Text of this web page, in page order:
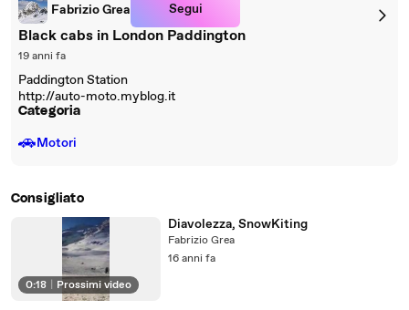
Fabrizio Grea Segui
Black cabs in London Paddington
19 anni fa
Paddington Station
http://auto-moto.myblog.it
Categoria
🚗Motori
Consigliato
0:18 Prossimi video
Diavolezza, SnowKiting
Fabrizio Grea
16 anni fa